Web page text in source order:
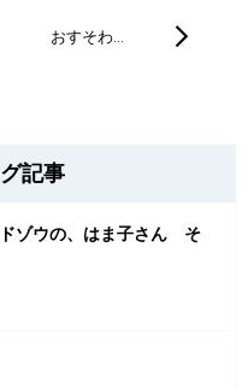
おすそわ…
記事
ゾウの、はま子さん そ